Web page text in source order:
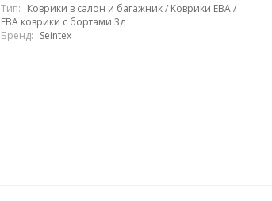
Тип: Коврики в салон и багажник / Коврики ЕВА /
ЕВА коврики с бортами 3д
Бренд: Seintex